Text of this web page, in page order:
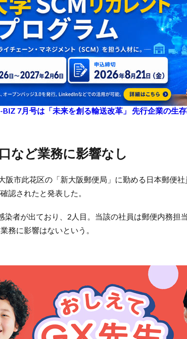
BIZ 7月号は「未来を創る輸送改革」 先行企業の生
口など業務に影響なし
阪市此花区の「新大阪郵便局」に勤める日本郵便
認されたと発表した。
染者が出ており、2人目。当該の社員は郵便内務担
務に影響はないという。